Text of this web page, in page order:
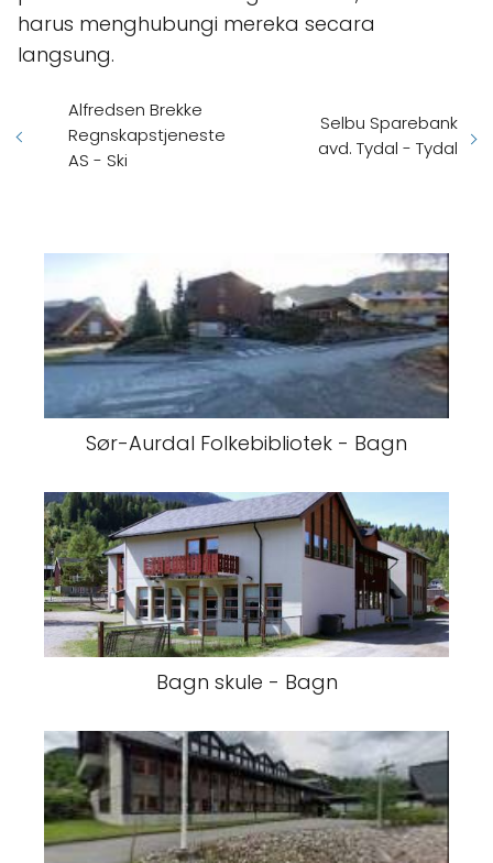
harus menghubungi mereka secara
langsung.
Alfredsen Brekke
Regnskapstjeneste
AS - Ski
Selbu Sparebank
avd. Tydal - Tydal
Sør-Aurdal Folkebibliotek - Bagn
Bagn skule - Bagn